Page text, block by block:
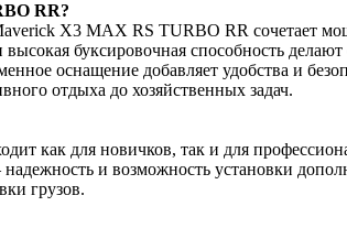
RR?
X3 MAX RS TURBO RR сочетает
буксировочная способность
оснащение добавляет удобства и
отдыха до хозяйственных задач.
как для новичков, так и для
и возможность установки
грузов.